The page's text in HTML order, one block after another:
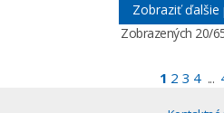
Zobraziť ďalšie
Zobrazených 20/
1 2 3 4 ...